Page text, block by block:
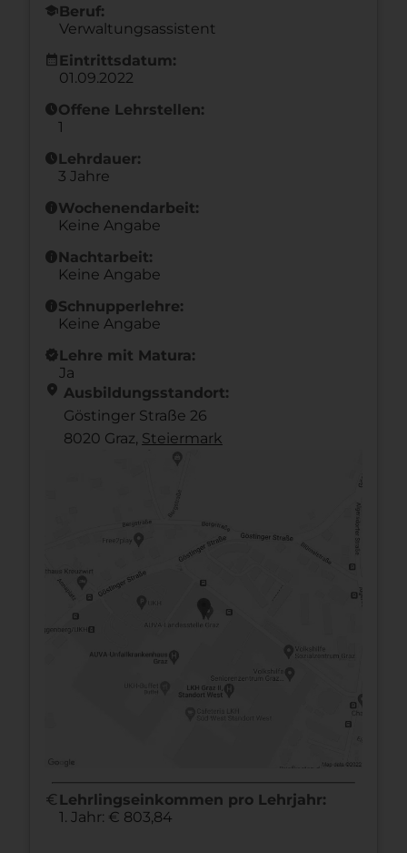
schoolBeruf:
Verwaltungsassistent
calendar_month Eintrittsdatum:
01.09.2022
scheduleOffene Lehrstellen:
1
scheduleLehrdauer:
3 Jahre
infoWochenendarbeit:
Keine Angabe
infoNachtarbeit:
Keine Angabe
infoSchnupperlehre:
Keine Angabe
new_releasesLehre mit Matura:
Ja
location_on Ausbildungsstandort:
Göstinger Straße 26
8020 Graz, Steier­mark
euro Lehrlingseinkommen pro Lehrjahr:
1. Jahr: € 803,84